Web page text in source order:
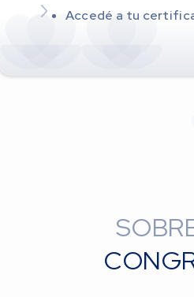
Accedé a tu